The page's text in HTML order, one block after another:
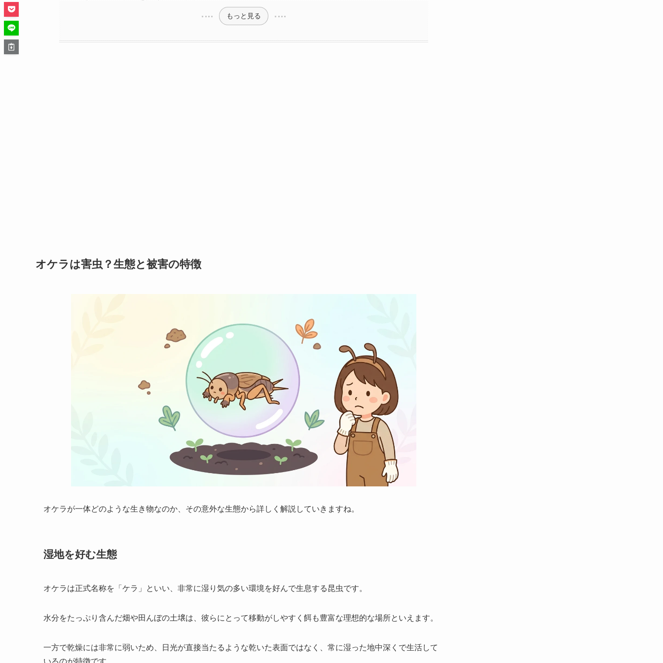
もっと見る
オケラは害虫？生態と被害の特徴
オケラが一体どのような生き物なのか、その意外な生態から詳しく解説していきますね。
湿地を好む生態
オケラは正式名称を「ケラ」といい、非常に湿り気の多い環境を好んで生息する昆虫です。
水分をたっぷり含んだ畑や田んぼの土壌は、彼らにとって移動がしやすく餌も豊富な理想的な場所といえます。
一方で乾燥には非常に弱いため、日光が直接当たるような乾いた表面ではなく、常に湿った地中深くで生活して